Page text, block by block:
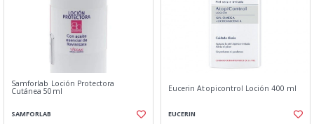
Samforlab Loción Protectora
Cutánea 50ml
SAMFORLAB
Eucerin Atopicontrol Loción 400 ml
EUCERIN